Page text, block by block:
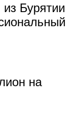
Бурятии
на